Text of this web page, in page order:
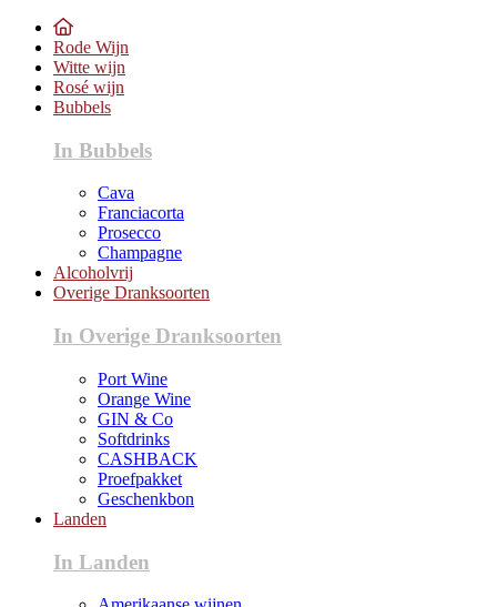
Rode Wijn
Witte wijn
Rosé wijn
Bubbels
In Bubbels
Cava
Franciacorta
Prosecco
Champagne
Alcoholvrij
Overige Dranksoorten
In Overige Dranksoorten
Port Wine
Orange Wine
GIN & Co
Softdrinks
CASHBACK
Proefpakket
Geschenkbon
Landen
In Landen